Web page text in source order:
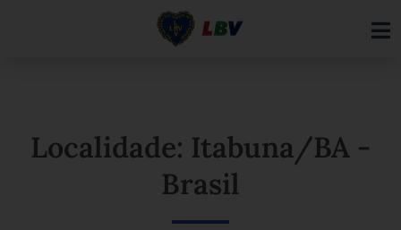
Localidade: Itabuna/BA -
Brasil